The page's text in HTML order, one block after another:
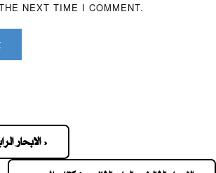
NEXT TIME I COMMENT.
« الابحار